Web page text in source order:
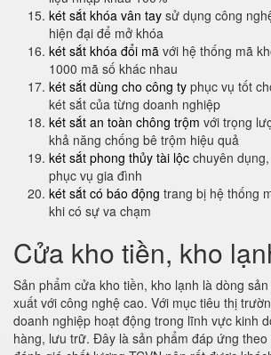
két sắt khóa vân tay sử dụng công
hiện đại để mở khóa
két sắt khóa đổi mã với hệ thống mã
1000 mã số khác nhau
két sắt dùng cho công ty phục vụ tốt
két sắt của từng doanh nghiệp
két sắt an toàn chông trộm với trọng
khả năng chống bê trộm hiệu quả
két sắt phong thủy tài lộc chuyên
phục vụ gia đình
két sắt có báo động trang bị hệ thống
khi có sự va chạm
Cửa kho tiền, kho
Sản phẩm cửa kho tiền, kho lạnh là dòng
xuất với công nghệ cao. Với mục tiêu thị
doanh nghiệp hoạt động trong lĩnh vực kinh
hàng, lưu trữ. Đây là sản phẩm đáp ứng